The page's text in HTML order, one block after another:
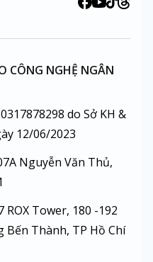
CÔNG NGHỆ NGÂN
do Sở KH &
12/06/2023
Nguyễn Văn Thủ,
Tower, 180 -192
Thành, TP Hồ Chí